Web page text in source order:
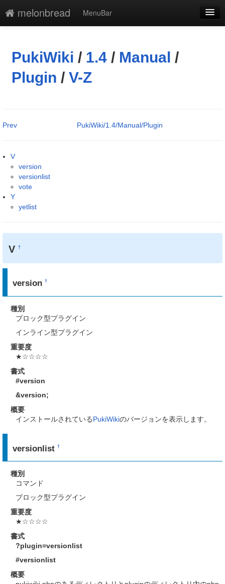
melonbread
MenuBar
添付
凍結解除
PukiWiki / 1.4 / Manual /
Plugin / V-Z
Prev PukiWiki/1.4/Manual/Plugin
V
version
versionlist
vote
Y
yetlist
V†
version†
種別
ブロック型プラグイン
インライン型プラグイン
重要度
★☆☆☆☆
書式
#version
&version;
概要
インストールされているPukiWikiのバージョンを表示します。
versionlist†
種別
コマンド
ブロック型プラグイン
重要度
★☆☆☆☆
書式
?plugin=versionlist
#versionlist
概要